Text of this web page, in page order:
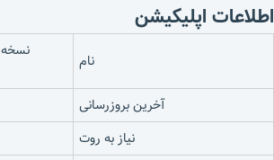
اطلاعات اپلیکیشن
نام
آخرین بروزرسانی
نیاز به روت